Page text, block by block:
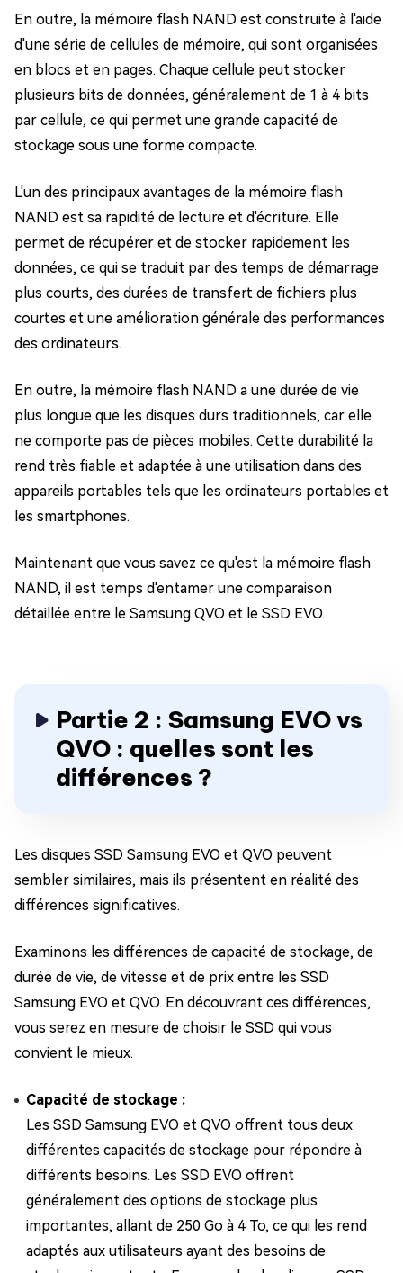
En outre, la mémoire flash NAND est construite à l'aide
d'une série de cellules de mémoire, qui sont organisées
en blocs et en pages. Chaque cellule peut stocker
plusieurs bits de données, généralement de 1 à 4 bits
par cellule, ce qui permet une grande capacité de
stockage sous une forme compacte.
L'un des principaux avantages de la mémoire flash
NAND est sa rapidité de lecture et d'écriture. Elle
permet de récupérer et de stocker rapidement les
données, ce qui se traduit par des temps de démarrage
plus courts, des durées de transfert de fichiers plus
courtes et une amélioration générale des performances
des ordinateurs.
En outre, la mémoire flash NAND a une durée de vie
plus longue que les disques durs traditionnels, car elle
ne comporte pas de pièces mobiles. Cette durabilité la
rend très fiable et adaptée à une utilisation dans des
appareils portables tels que les ordinateurs portables et
les smartphones.
Maintenant que vous savez ce qu'est la mémoire flash
NAND, il est temps d'entamer une comparaison
détaillée entre le Samsung QVO et le SSD EVO.
Partie 2 : Samsung EVO vs
QVO : quelles sont les
différences ?
Les disques SSD Samsung EVO et QVO peuvent
sembler similaires, mais ils présentent en réalité des
différences significatives.
Examinons les différences de capacité de stockage, de
durée de vie, de vitesse et de prix entre les SSD
Samsung EVO et QVO. En découvrant ces différences,
vous serez en mesure de choisir le SSD qui vous
convient le mieux.
Capacité de stockage :
Les SSD Samsung EVO et QVO offrent tous deux
différentes capacités de stockage pour répondre à
différents besoins. Les SSD EVO offrent
généralement des options de stockage plus
importantes, allant de 250 Go à 4 To, ce qui les rend
adaptés aux utilisateurs ayant des besoins de